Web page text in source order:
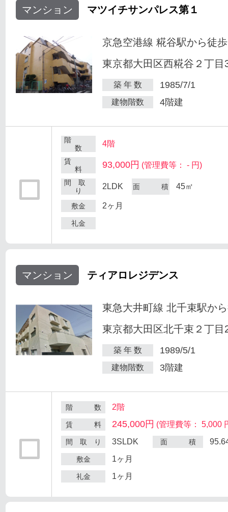
マンション マツイチサンパレス第１
京急空港線 糀谷駅から徒
東京都大田区西糀谷２丁目
築 年 数 1985/7/1
建物階数 4階建
階
数
4階
賃
料
93,000円 (管理費等： - 円)
間 取
り
2LDK 面 積 45㎡
敷金 2ヶ月
礼金
マンション ティアロレジデンス
東急大井町線 北千束駅か
東京都大田区北千束２丁目
築 年 数 1989/5/1
建物階数 3階建
階 数 2階
賃 料 245,000円 (管理費等： 5,000
間 取 り 3SLDK 面 積
敷金 1ヶ月
礼金 1ヶ月